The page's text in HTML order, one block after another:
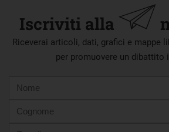
Iscriviti alla
Riceverai articoli, dati, grafici e mappe
per promuovere un dibattito
mail